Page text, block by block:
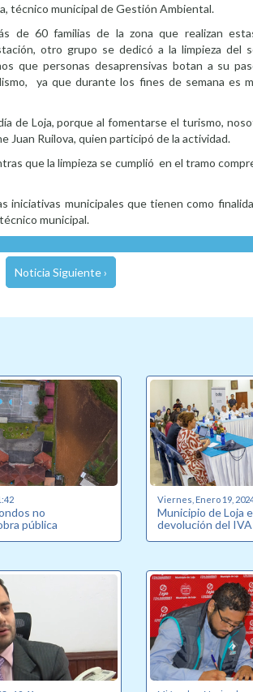
técnico municipal de Gestión Ambiental.
de 60 familias de la zona que realizan
otro grupo se dedicó a la limpieza del
que personas desaprensivas botan a su
ya que durante los fines de semana es
de Loja, porque al fomentarse el turismo,
Juan Ruilova, quien participó de la actividad.
que la limpieza se cumplió en el tramo
municipales que tienen como
municipal.
Noticia Siguiente ›
no
pública
Viernes, Enero 19,
Municipio de Loja
devolución del IVA